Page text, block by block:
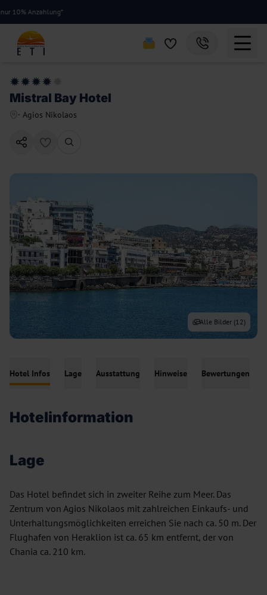
Anzahlung*
Mistral Bay Hotel
· Agios Nikolaos
Alle Bilder (12)
Hotel Infos Lage Ausstattung Hinweise Bewertungen
Hotelinformation
Lage
Das Hotel befindet sich in zweiter Reihe zum Meer. Das
Zentrum von Agios Nikolaos mit zahlreichen Einkaufs- und
Unterhaltungsmöglichkeiten erreichen Sie nach ca. 50 m. Der
Flughafen von Heraklion ist ca. 65 km entfernt, der von
Chania ca. 210 km.